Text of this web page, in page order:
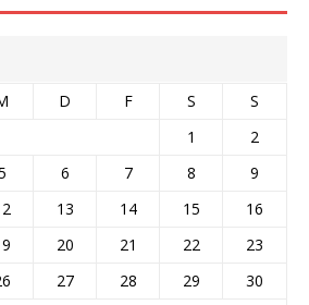
D F S
S
1
2
6 7 8
9
13 14 15
16
20 21 22
23
27 28 29
30